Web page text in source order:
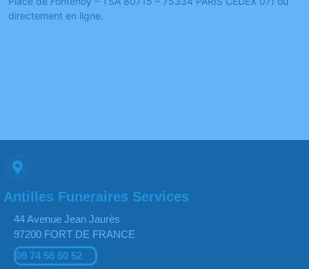
directement en ligne.
Antilles Funeraires Services
44 Avenue Jean Jaurès
97200 FORT DE FRANCE
09 74 56 60 52